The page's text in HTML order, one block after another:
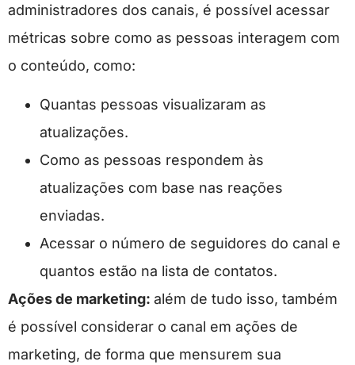
administradores dos canais, é possível acessar
métricas sobre como as pessoas interagem com
o conteúdo, como:
Quantas pessoas visualizaram as
atualizações.
Como as pessoas respondem às
atualizações com base nas reações
enviadas.
Acessar o número de seguidores do canal e
quantos estão na lista de contatos.
Ações de marketing: além de tudo isso, também
é possível considerar o canal em ações de
marketing, de forma que mensurem sua